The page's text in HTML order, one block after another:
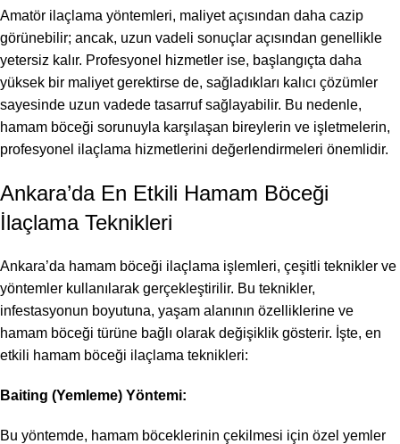
Amatör ilaçlama yöntemleri, maliyet açısından daha cazip
görünebilir; ancak, uzun vadeli sonuçlar açısından genellikle
yetersiz kalır. Profesyonel hizmetler ise, başlangıçta daha
yüksek bir maliyet gerektirse de, sağladıkları kalıcı çözümler
sayesinde uzun vadede tasarruf sağlayabilir. Bu nedenle,
hamam böceği sorunuyla karşılaşan bireylerin ve işletmelerin,
profesyonel ilaçlama hizmetlerini değerlendirmeleri önemlidir.
Ankara’da En Etkili Hamam Böceği
İlaçlama Teknikleri
Ankara’da hamam böceği ilaçlama işlemleri, çeşitli teknikler ve
yöntemler kullanılarak gerçekleştirilir. Bu teknikler,
infestasyonun boyutuna, yaşam alanının özelliklerine ve
hamam böceği türüne bağlı olarak değişiklik gösterir. İşte, en
etkili hamam böceği ilaçlama teknikleri:
Baiting (Yemleme) Yöntemi:
Bu yöntemde, hamam böceklerinin çekilmesi için özel yemler